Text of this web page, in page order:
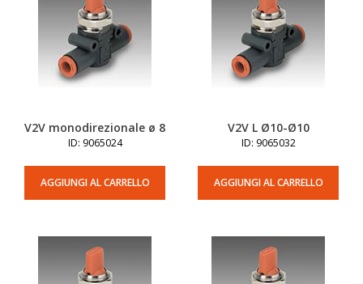
V2V monodirezionale ø 8
ID: 9065024
AGGIUNGI AL CARRELLO
V2V L Ø10-Ø10
ID: 9065032
AGGIUNGI AL CARRELLO